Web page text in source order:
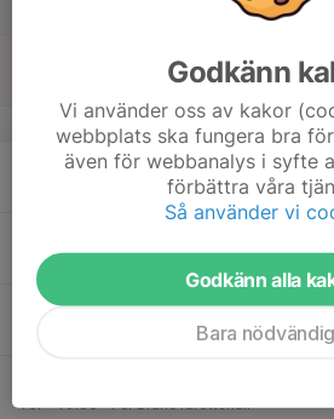
v.8
18:30
Öxnehaga
Öxenhaga sporthall
18:30
Träning P12
Per Brahegymnasiets idrottshall
Tor
19:30
Per Brahe idrottshall
Godkänn
Vi använder oss av kakor
webbplats ska fungera bra
även för webbanalys i syfte
förbättra våra
Så använder vi
Godkänn alla
Bara